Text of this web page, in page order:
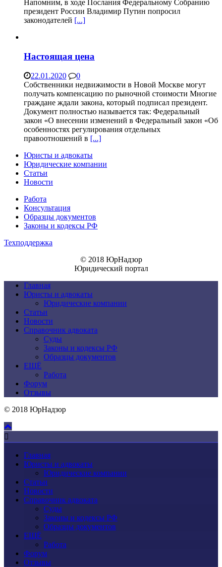
Напомним, в ходе Послания Федеральному Собранию
президент России Владимир Путин попросил
законодателей [...]
Настоящая цена
22.01.2020
0
Собственники недвижимости в Новой Москве могут
получать компенсацию по рыночной стоимости Многие
граждане ждали закона, который подписал президент.
Документ полностью называется так: Федеральный
закон «О внесении изменений в Федеральный закон «Об
особенностях регулирования отдельных
правоотношений в [...]
Юристы и адвокаты
Юридические компании
Статьи
Новости
Работа
Консультация
Образцы документов
Законы и кодексы РФ
Техподдержка
© 2018 ЮрНадзор
Юридический портал
Главная
Юристы и адвокаты
Юридические компании
Статьи
Новости
Справочник адвоката
Суды
Законы и кодексы РФ
Образцы документов
ЕЩЁ
Работа
Форум
Отзывы
© 2018 ЮрНадзор
Главная
Юристы и адвокаты
Юридические компании
Статьи
Новости
Справочник адвоката
Суды
Законы и кодексы РФ
Образцы документов
ЕЩЁ
Работа
Форум
Отзывы